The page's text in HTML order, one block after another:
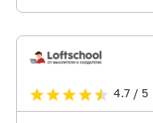
4.7 / 5